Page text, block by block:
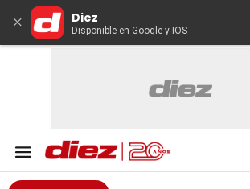
× Diez
Disponible en Google y IOS